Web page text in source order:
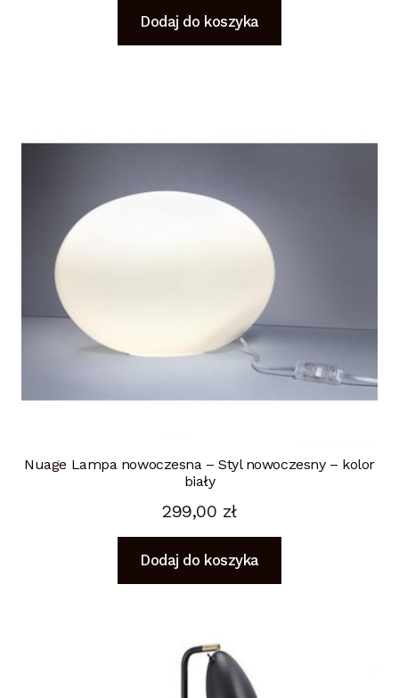
Dodaj do koszyka
Nuage Lampa nowoczesna – Styl nowoczesny – kolor
biały
299,00 zł
Dodaj do koszyka